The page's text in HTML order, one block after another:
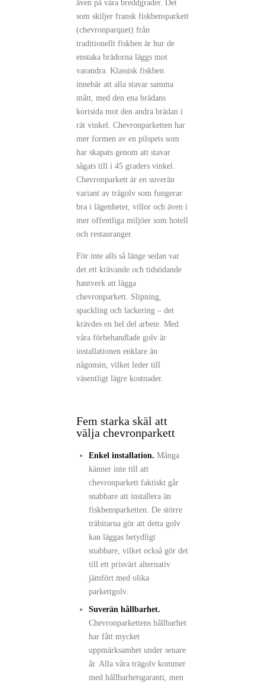
även på våra breddgrader. Det
som skiljer fransk fiskbensparkett
(chevronparquet) från
traditionellt fiskben är hur de
enstaka brädorna läggs mot
varandra. Klassisk fiskben
innebär att alla stavar samma
mått, med den ena brädans
kortsida mot den andra brädan i
rät vinkel. Chevronparketten har
mer formen av en pilspets som
har skapats genom att stavar
sågats till i 45 graders vinkel.
Chevronparkett är en suverän
variant av trägolv som fungerar
bra i lägenheter, villor och även i
mer offentliga miljöer som hotell
och restauranger.
För inte alls så länge sedan var
det ett krävande och tidsödande
hantverk att lägga
chevronparkett. Slipning,
spackling och lackering – det
krävdes en hel del arbete. Med
våra förbehandlade golv är
installationen enklare än
någonsin, vilket leder till
väsentligt lägre kostnader.
Fem starka skäl att
välja chevronparkett
Enkel installation. Många
känner inte till att
chevronparkett faktiskt går
snabbare att installera än
fiskbensparketten. De större
träbitarna gör att detta golv
kan läggas betydligt
snabbare, vilket också gör det
till ett prisvärt alternativ
jämfört med olika
parkettgolv.
Suverän hållbarhet.
Chevronparkettens hållbarhet
har fått mycket
uppmärksamhet under senare
år. Alla våra trägolv kommer
med hållbarhetsgaranti, men